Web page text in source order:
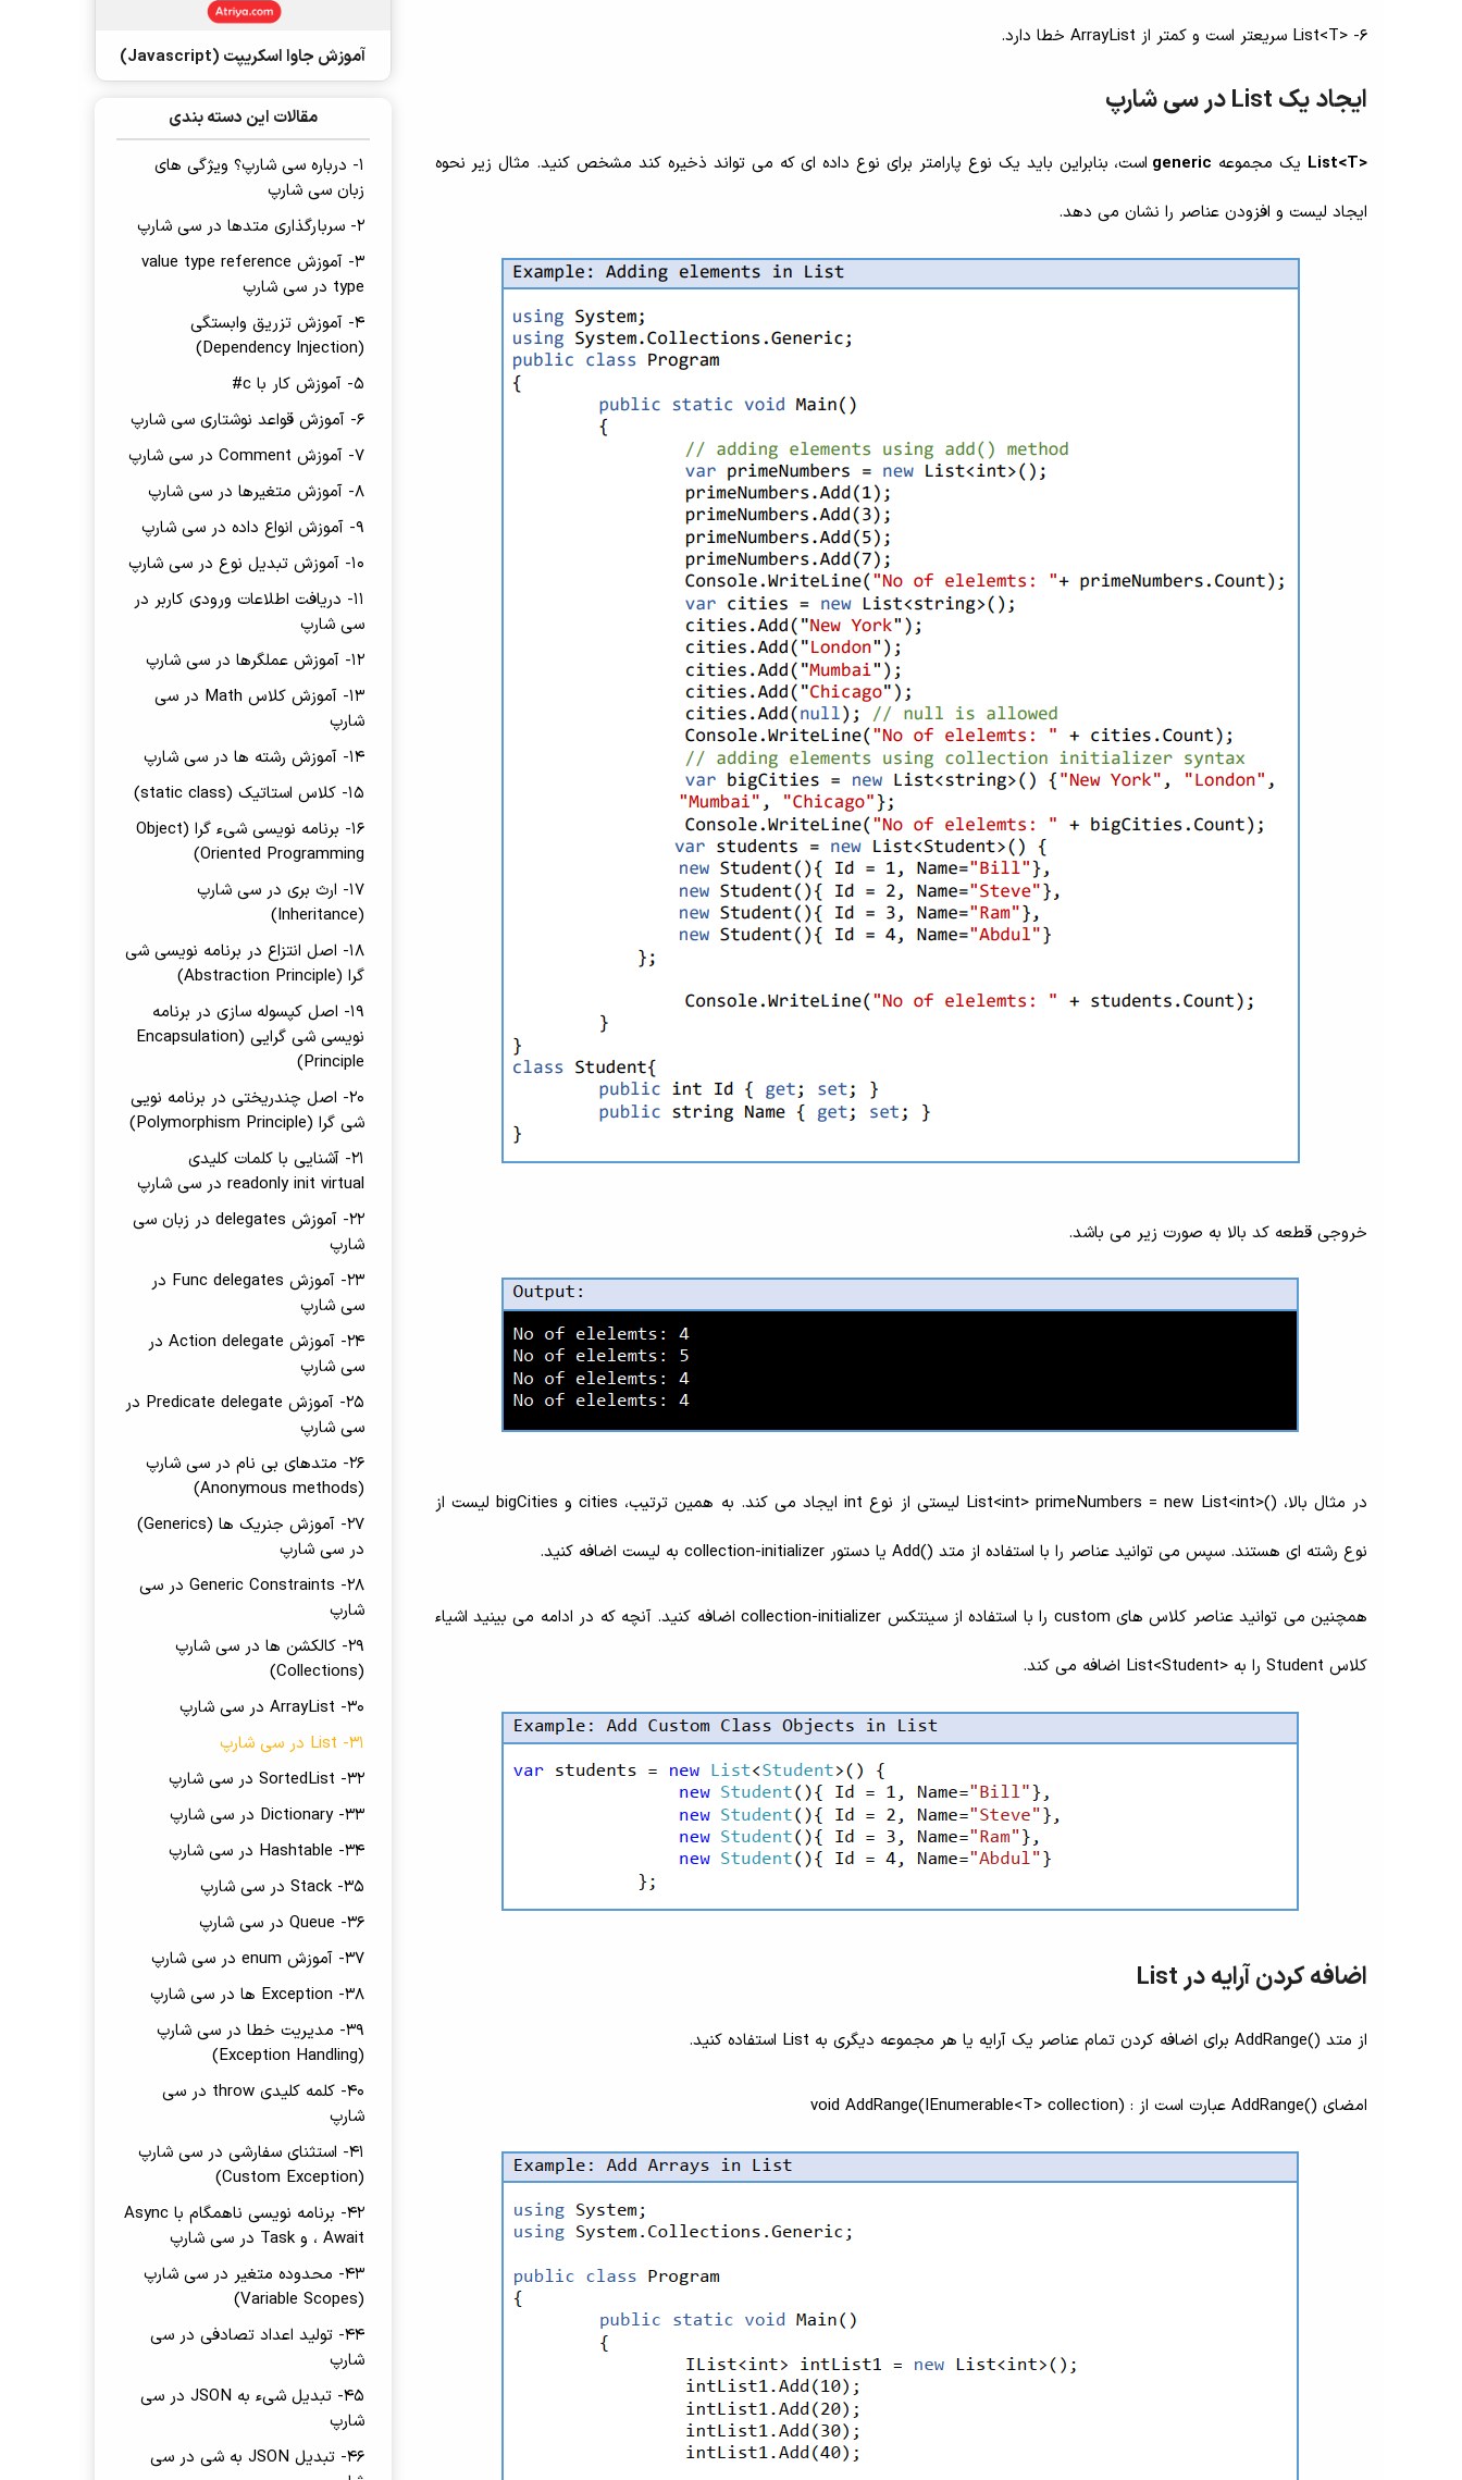
6- <List<T سریعتر است و کمتر از ArrayList خطا دارد.
ایجاد یک List در سی شارپ
<List<T یک مجموعه generic است، بنابراین باید یک نوع پارامتر برای نوع داده ای که می تواند ذخیره کند مشخص کنید. مثال زیر نحوه
ایجاد لیست و افزودن عناصر را نشان می دهد.
خروجی قطعه کد بالا به صورت زیر می باشد.
در مثال بالا، ()<List<int> primeNumbers = new List<int لیستی از نوع int ایجاد می کند. به همین ترتیب، cities و bigCities لیست از
نوع رشته ای هستند. سپس می توانید عناصر را با استفاده از متد ()Add یا دستور collection-initializer به لیست اضافه کنید.
همچنین می توانید عناصر کلاس های custom را با استفاده از سینتکس collection-initializer اضافه کنید. آنچه که در ادامه می بینید اشیاء
کلاس Student را به <List<Student اضافه می کند.
اضافه کردن آرایه در List
از متد ()AddRange برای اضافه کردن تمام عناصر یک آرایه یا هر مجموعه دیگری به List استفاده کنید.
امضای ()AddRange عبارت است از : void AddRange(IEnumerable<T> collection)
آموزش جاوا اسکریپت (Javascript)
مقالات این دسته بندی
1- درباره سی شارپ؟ ویژگی های
زبان سی شارپ
2- سربارگذاری متدها در سی شارپ
3- آموزش value type reference
type در سی شارپ
4- آموزش تزریق وابستگی
(Dependency Injection)
5- آموزش کار با c#
6- آموزش قواعد نوشتاری سی شارپ
7- آموزش Comment در سی شارپ
8- آموزش متغیرها در سی شارپ
9- آموزش انواع داده در سی شارپ
10- آموزش تبدیل نوع در سی شارپ
11- دریافت اطلاعات ورودی کاربر در
سی شارپ
12- آموزش عملگرها در سی شارپ
13- آموزش کلاس Math در سی
شارپ
14- آموزش رشته ها در سی شارپ
15- کلاس استاتیک (static class)
16- برنامه نویسی شیء گرا (Object
Oriented Programming)
17- ارث بری در سی شارپ
(Inheritance)
18- اصل انتزاع در برنامه نویسی شی
گرا (Abstraction Principle)
19- اصل کپسوله سازی در برنامه
نویسی شی گرایی (Encapsulation
Principle)
20- اصل چندریختی در برنامه نویی
شی گرا (Polymorphism Principle)
21- آشنایی با کلمات کلیدی
readonly init virtual در سی شارپ
22- آموزش delegates در زبان سی
شارپ
23- آموزش Func delegates در
سی شارپ
24- آموزش Action delegate در
سی شارپ
25- آموزش Predicate delegate در
سی شارپ
26- متدهای بی نام در سی شارپ
(Anonymous methods)
27- آموزش جنریک ها (Generics)
در سی شارپ
28- Generic Constraints در سی
شارپ
29- کالکشن ها در سی شارپ
(Collections)
30- ArrayList در سی شارپ
31- List در سی شارپ
32- SortedList در سی شارپ
33- Dictionary در سی شارپ
34- Hashtable در سی شارپ
35- Stack در سی شارپ
36- Queue در سی شارپ
37- آموزش enum در سی شارپ
38- Exception ها در سی شارپ
39- مدیریت خطا در سی شارپ
(Exception Handling)
40- کلمه کلیدی throw در سی
شارپ
41- استثنای سفارشی در سی شارپ
(Custom Exception)
42- برنامه نویسی ناهمگام با Async
، Await و Task در سی شارپ
43- محدوده متغیر در سی شارپ
(Variable Scopes)
44- تولید اعداد تصادفی در سی
شارپ
45- تبدیل شیء به JSON در سی
شارپ
46- تبدیل JSON به شی در سی